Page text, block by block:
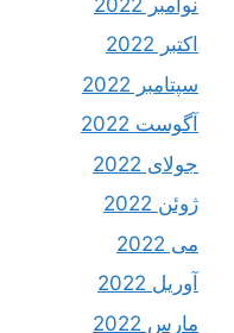
اکتبر 2022
سپتامبر 2022
آگوست 2022
جولای 2022
ژوئن 2022
می 2022
آوریل 2022
مارس 2022